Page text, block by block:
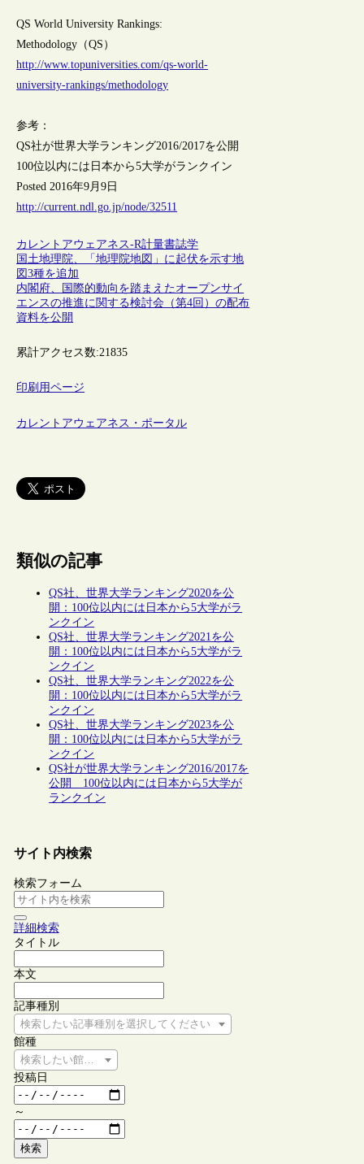
QS World University Rankings:
Methodology（QS）
http://www.topuniversities.com/qs-world-
university-rankings/methodology
参考：
QS社が世界大学ランキング2016/2017を公開
100位以内には日本から5大学がランクイン
Posted 2016年9月9日
http://current.ndl.go.jp/node/32511
カレントアウェアネス-R計量書誌学
国土地理院、「地理院地図」に起伏を示す地
図3種を追加
内閣府、国際的動向を踏まえたオープンサイ
エンスの推進に関する検討会（第4回）の配布
資料を公開
累計アクセス数:21835
印刷用ページ
カレントアウェアネス・ポータル
類似の記事
QS社、世界大学ランキング2020を公
開：100位以内には日本から5大学がラ
ンクイン
QS社、世界大学ランキング2021を公
開：100位以内には日本から5大学がラ
ンクイン
QS社、世界大学ランキング2022を公
開：100位以内には日本から5大学がラ
ンクイン
QS社、世界大学ランキング2023を公
開：100位以内には日本から5大学がラ
ンクイン
QS社が世界大学ランキング2016/2017を
公開 100位以内には日本から5大学が
ランクイン
サイト内検索
検索フォーム
詳細検索
タイトル
本文
記事種別
検索したい記事種別を選択してください
館種
検索したい館種を選択してください
投稿日
～
検索